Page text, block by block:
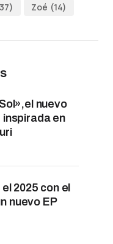
Zoé (14)
nuevo
inspirada en
2025 con el
nuevo EP